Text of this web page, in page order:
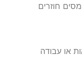
חוזרים
או עבודה